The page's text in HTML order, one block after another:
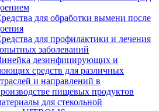
для обработки вымени после
для профилактики и лечения
заболеваний
дезинфицирующих и
средств для различных
и направлений в
пищевых продуктов
для стекольной